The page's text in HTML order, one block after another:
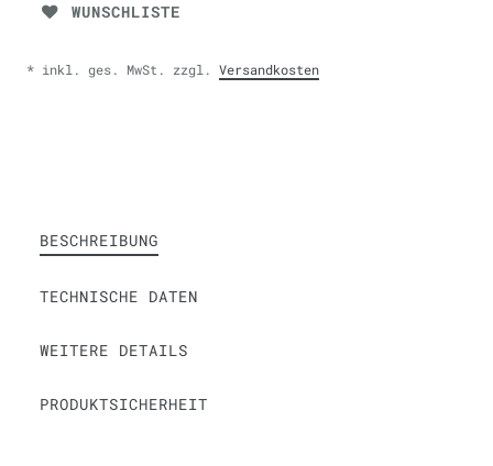
WUNSCHLISTE
* inkl. ges. MwSt. zzgl. Versandkosten
BESCHREIBUNG
TECHNISCHE DATEN
WEITERE DETAILS
PRODUKTSICHERHEIT